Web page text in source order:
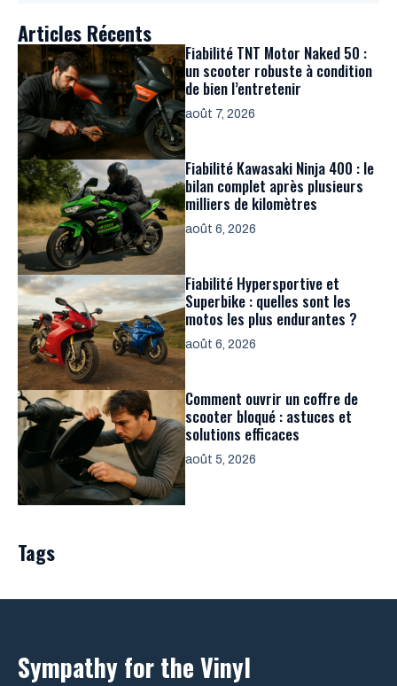
Articles Récents
Fiabilité TNT Motor Naked 50 :
un scooter robuste à condition
de bien l’entretenir
août 7, 2026
Fiabilité Kawasaki Ninja 400 : le
bilan complet après plusieurs
milliers de kilomètres
août 6, 2026
Fiabilité Hypersportive et
Superbike : quelles sont les
motos les plus endurantes ?
août 6, 2026
Comment ouvrir un coffre de
scooter bloqué : astuces et
solutions efficaces
août 5, 2026
Tags
Sympathy for the Vinyl